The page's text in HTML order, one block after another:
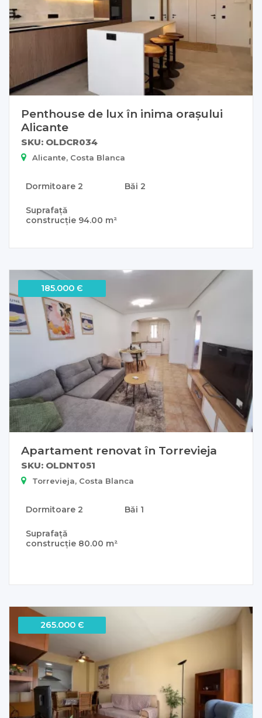
Penthouse de lux în inima orașului
Alicante
SKU: OLDCR034
Alicante, Costa Blanca
Dormitoare 2 Băi 2
Suprafață
construcție 94.00 m²
185.000 Є
Apartament renovat în Torrevieja
SKU: OLDNT051
Torrevieja, Costa Blanca
Dormitoare 2 Băi 1
Suprafață
construcție 80.00 m²
265.000 Є